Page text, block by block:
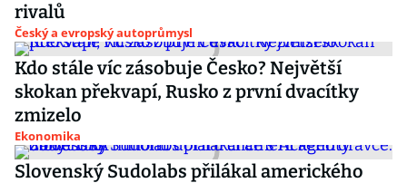
rivalů
Český a evropský autoprůmysl
Kdo stále víc zásobuje Česko? Největší
skokan překvapí, Rusko z první dvacítky
zmizelo
Ekonomika
Slovenský Sudolabs přilákal amerického